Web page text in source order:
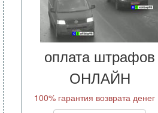
оплата штрафов
ОНЛАЙН
100% гарантия возврата денег